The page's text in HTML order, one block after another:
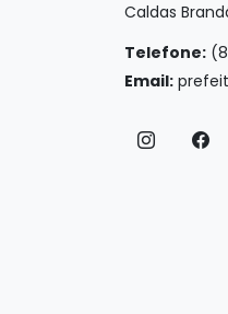
Caldas
Telefone:
Email: